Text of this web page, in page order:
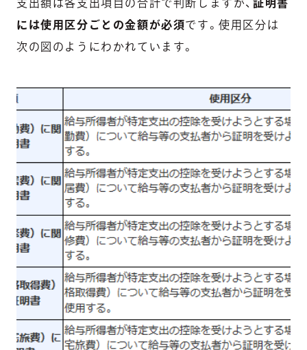
支出額は各支出項目の合計で判断しますが、 証明書
には使用区分ごとの金額が必須です。使用区分は
次の図のようにわかれています。